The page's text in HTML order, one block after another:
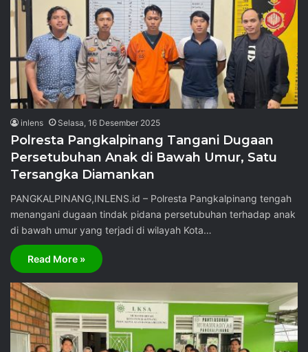
inlens Selasa, 16 Desember 2025
Polresta Pangkalpinang Tangani Dugaan
Persetubuhan Anak di Bawah Umur, Satu
Tersangka Diamankan
PANGKALPINANG,INLENS.id – Polresta Pangkalpinang tengah
menangani dugaan tindak pidana persetubuhan terhadap anak
di bawah umur yang terjadi di wilayah Kota…
Read More »